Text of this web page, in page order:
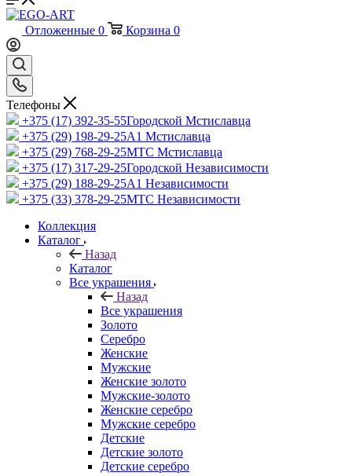
Отложенные 0 Корзина 0
Телефоны
+375 (17) 392-35-55Городской Мстиславца
+375 (29) 198-29-25A1 Мстиславца
+375 (29) 768-29-25МТС Мстиславца
+375 (17) 317-29-25Городской Независимости
+375 (29) 188-29-25A1 Независимости
+375 (33) 378-29-25МТС Независимости
Коллекция
Каталог
Назад
Каталог
Все украшения
Назад
Все украшения
Золото
Серебро
Женские
Мужские
Женские золото
Мужские-золото
Женские серебро
Мужские серебро
Детские
Детские золото
Детские серебро